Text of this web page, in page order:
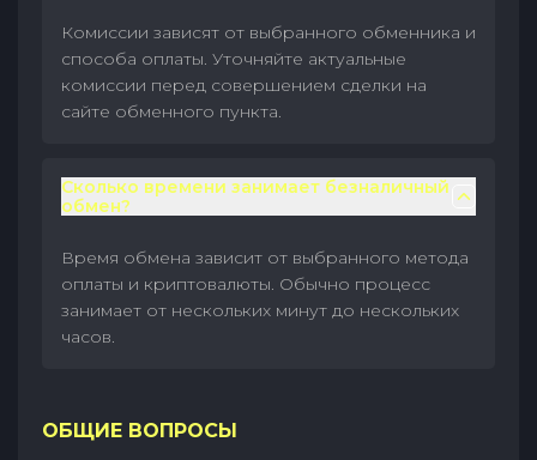
Комиссии зависят от выбранного обменника и
способа оплаты. Уточняйте актуальные
комиссии перед совершением сделки на
сайте обменного пункта.
Сколько времени занимает безналичный
обмен?
Время обмена зависит от выбранного метода
оплаты и криптовалюты. Обычно процесс
занимает от нескольких минут до нескольких
часов.
ОБЩИЕ ВОПРОСЫ